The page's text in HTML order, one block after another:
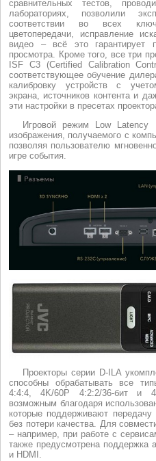
сравнительных тестов,
лабораториях, позволили
соответствии во всех
цветопередачи, исправление
видео – всё это гарантирует
просмотра. Кроме того, все три
ISF C3 (Certified Calibration
соответствующее обучение
калибровку устройств с
экрана, источников контента и
эти настройки в пресетах
Игровой режим Low Latency
изображения, получаемого с
позволяя пользователю
игре события.
Проекторы серии D-ILA
способны обрабатывать все
4:4:4, 4K/60P 4:2:2/36-бит и
возможным благодаря
которые поддерживают
без потери качества. Для
– например, при работе с
также предусмотрена поддержка
и HDMI.